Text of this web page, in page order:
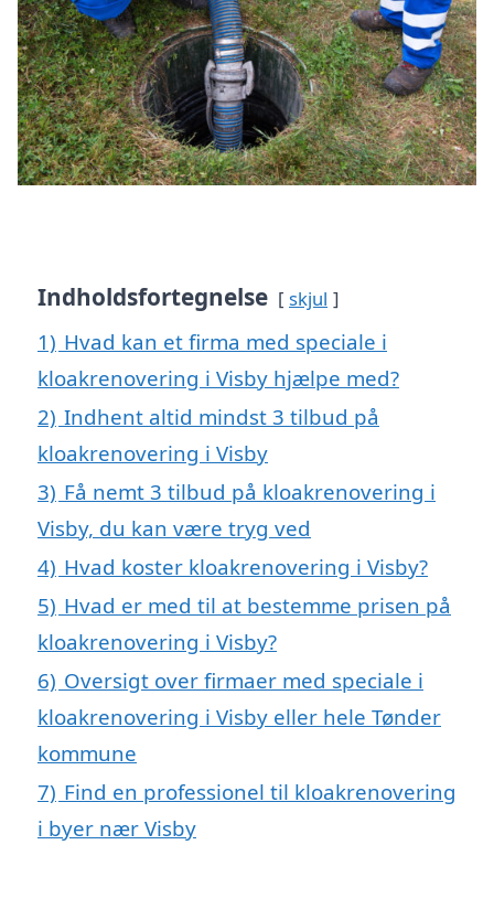
Indholdsfortegnelse skjul
1) Hvad kan et firma med speciale i
kloakrenovering i Visby hjælpe med?
2) Indhent altid mindst 3 tilbud på
kloakrenovering i Visby
3) Få nemt 3 tilbud på kloakrenovering i
Visby, du kan være tryg ved
4) Hvad koster kloakrenovering i Visby?
5) Hvad er med til at bestemme prisen på
kloakrenovering i Visby?
6) Oversigt over firmaer med speciale i
kloakrenovering i Visby eller hele Tønder
kommune
7) Find en professionel til kloakrenovering
i byer nær Visby